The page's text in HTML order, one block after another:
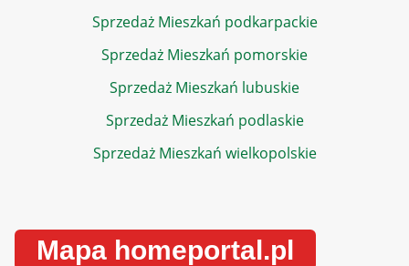
Sprzedaż Mieszkań podkarpackie
Sprzedaż Mieszkań pomorskie
Sprzedaż Mieszkań lubuskie
Sprzedaż Mieszkań podlaskie
Sprzedaż Mieszkań wielkopolskie
Mapa homeportal.pl